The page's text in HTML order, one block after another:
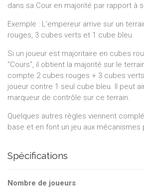
dans sa Cour en majorité par rapport à
Exemple : L'empereur arrive sur un
rouges, 3 cubes verts et 1 cube bleu.
Si un joueur est majoritaire en cubes
"Cours", il obtient la majorité sur le
compte 2 cubes rouges + 3 cubes
joueur contre 1 seul cube bleu. Il peut
marqueur de contrôle sur ce terrain.
Quelques autres règles viennent
base et en font un jeu aux mécanismes
Spécifications
Nombre de joueurs